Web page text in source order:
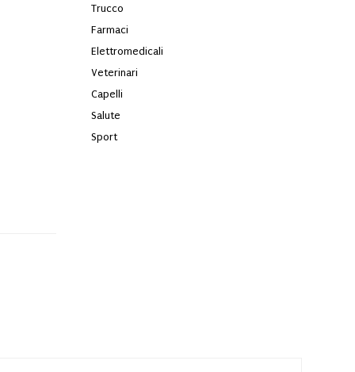
Trucco
Farmaci
Elettromedicali
Veterinari
Capelli
Salute
Sport